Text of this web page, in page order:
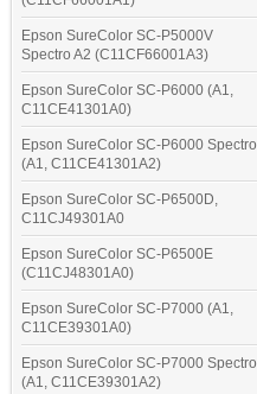
Epson SureColor SC-P5000V
Spectro A2 (C11CF66001A3)
Epson SureColor SC-P6000 (A1,
C11CE41301A0)
Epson SureColor SC-P6000 Spectro
(A1, C11CE41301A2)
Epson SureColor SC-P6500D,
C11CJ49301A0
Epson SureColor SC-P6500E
(C11CJ48301A0)
Epson SureColor SC-P7000 (A1,
C11CE39301A0)
Epson SureColor SC-P7000 Spectro
(A1, C11CE39301A2)